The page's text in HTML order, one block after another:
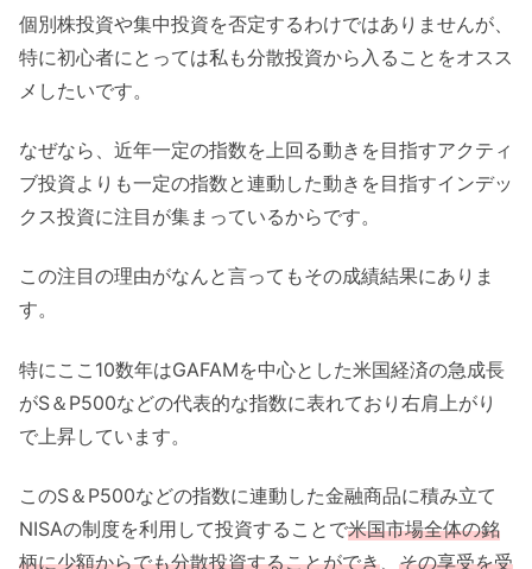
個別株投資や集中投資を否定するわけではありませんが、
特に初心者にとっては私も分散投資から入ることをオスス
メしたいです。
なぜなら、近年一定の指数を上回る動きを目指すアクティ
ブ投資よりも一定の指数と連動した動きを目指すインデッ
クス投資に注目が集まっているからです。
この注目の理由がなんと言ってもその成績結果にありま
す。
特にここ10数年はGAFAMを中心とした米国経済の急成長
がS＆P500などの代表的な指数に表れており右肩上がり
で上昇しています。
このS＆P500などの指数に連動した金融商品に積み立て
NISAの制度を利用して投資することで米国市場全体の銘
柄に少額からでも分散投資することができ、 その享受を受